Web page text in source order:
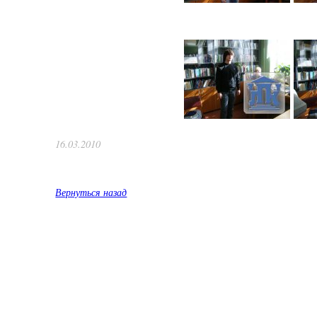
16.03.2010
Вернуться назад